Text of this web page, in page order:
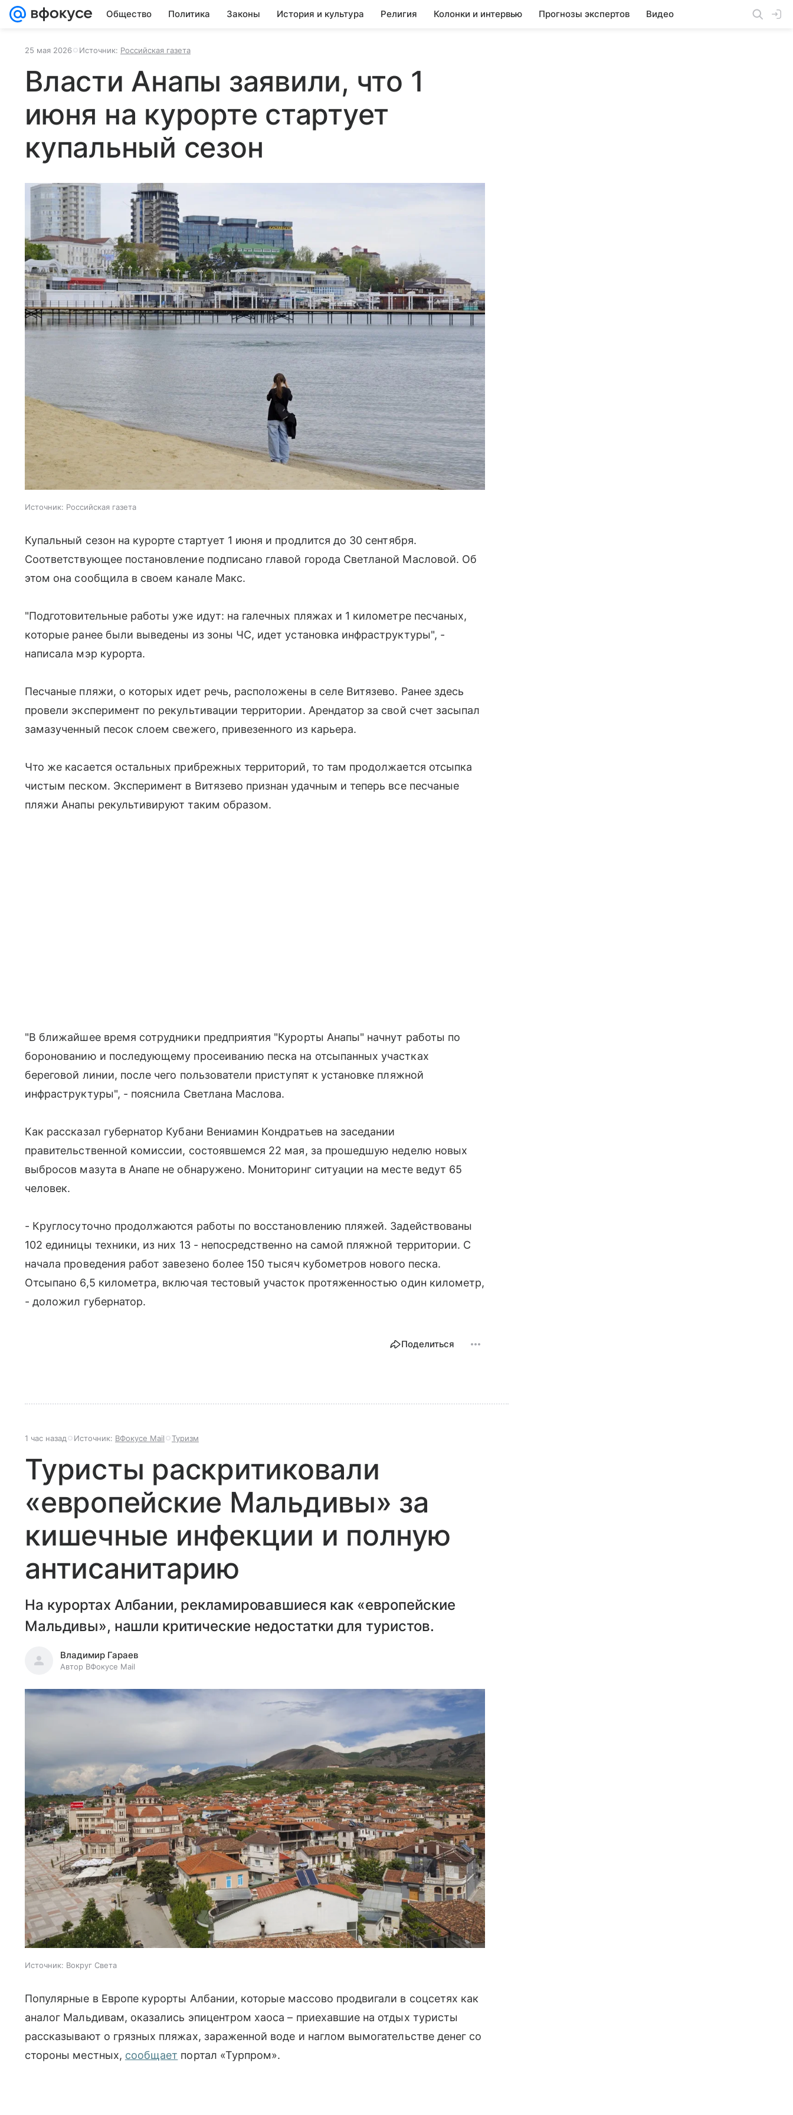
Общество Политика Законы История и культура Религия Колонки и интервью Прогнозы экспертов Видео
25 мая 2026 Источник: Российская газета
Власти Анапы заявили, что 1
июня на курорте стартует
купальный сезон
Источник: Российская газета
Купальный сезон на курорте стартует 1 июня и продлится до 30 сентября.
Соответствующее постановление подписано главой города Светланой Масловой. Об
этом она сообщила в своем канале Макс.
"Подготовительные работы уже идут: на галечных пляжах и 1 километре песчаных,
которые ранее были выведены из зоны ЧС, идет установка инфраструктуры", -
написала мэр курорта.
Песчаные пляжи, о которых идет речь, расположены в селе Витязево. Ранее здесь
провели эксперимент по рекультивации территории. Арендатор за свой счет засыпал
замазученный песок слоем свежего, привезенного из карьера.
Что же касается остальных прибрежных территорий, то там продолжается отсыпка
чистым песком. Эксперимент в Витязево признан удачным и теперь все песчаные
пляжи Анапы рекультивируют таким образом.
"В ближайшее время сотрудники предприятия "Курорты Анапы" начнут работы по
боронованию и последующему просеиванию песка на отсыпанных участках
береговой линии, после чего пользователи приступят к установке пляжной
инфраструктуры", - пояснила Светлана Маслова.
Как рассказал губернатор Кубани Вениамин Кондратьев на заседании
правительственной комиссии, состоявшемся 22 мая, за прошедшую неделю новых
выбросов мазута в Анапе не обнаружено. Мониторинг ситуации на месте ведут 65
человек.
- Круглосуточно продолжаются работы по восстановлению пляжей. Задействованы
102 единицы техники, из них 13 - непосредственно на самой пляжной территории. С
начала проведения работ завезено более 150 тысяч кубометров нового песка.
Отсыпано 6,5 километра, включая тестовый участок протяженностью один километр,
- доложил губернатор.
Поделиться
1 час назад Источник: ВФокусе Mail Туризм
Туристы раскритиковали
«европейские Мальдивы» за
кишечные инфекции и полную
антисанитарию
На курортах Албании, рекламировавшиеся как «европейские
Мальдивы», нашли критические недостатки для туристов.
Владимир Гараев
Автор ВФокусе Mail
Источник: Вокруг Света
Популярные в Европе курорты Албании, которые массово продвигали в соцсетях как
аналог Мальдивам, оказались эпицентром хаоса – приехавшие на отдых туристы
рассказывают о грязных пляжах, зараженной воде и наглом вымогательстве денег со
стороны местных, сообщает портал «Турпром».